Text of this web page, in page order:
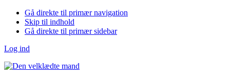
Gå direkte til primær navigation
Skip til indhold
Gå direkte til primær sidebar
Log ind